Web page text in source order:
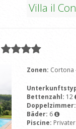
Villa il
Zonen: Cortona
Bettenzahl: 12
Doppelzimmer:
Bäder: 6
Piscine: